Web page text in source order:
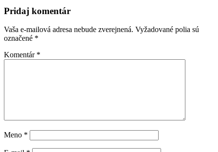
Pridaj komentár
Vaša e-mailová adresa nebude zverejnená. Vyžadované polia sú
označené *
Komentár *
Meno *